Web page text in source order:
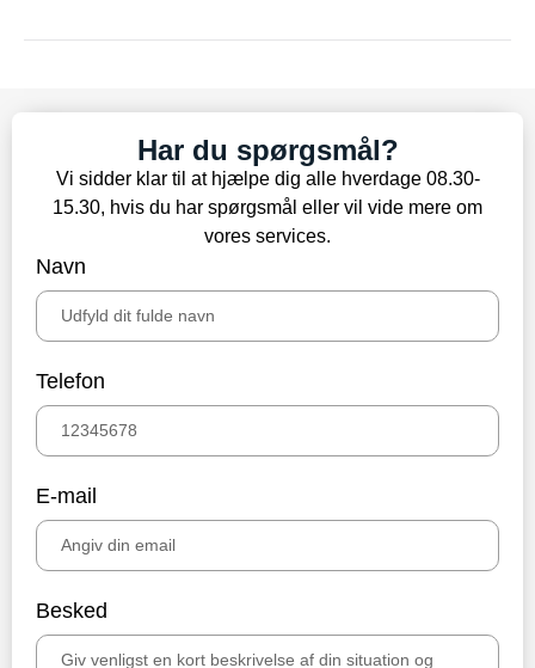
Har du spørgsmål?
Vi sidder klar til at hjælpe dig alle hverdage 08.30-
15.30, hvis du har spørgsmål eller vil vide mere om
vores services.
Navn
Telefon
E-mail
Besked